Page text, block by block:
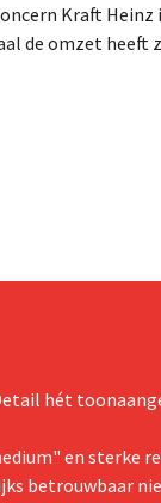
Kraft Heinz
de omzet heeft
hét
en sterke
betrouwbaar